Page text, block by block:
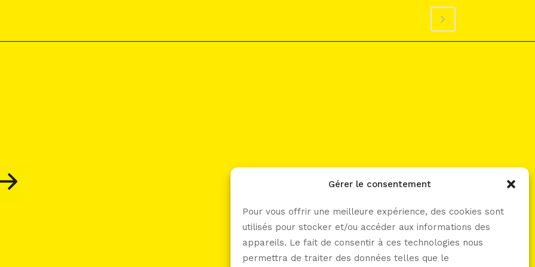
Gérer le consentement
Pour vous offrir une meilleure expérience, des cookies sont
utilisés pour stocker et/ou accéder aux informations des
appareils. Le fait de consentir à ces technologies nous
permettra de traiter des données telles que le
let’s connect -----